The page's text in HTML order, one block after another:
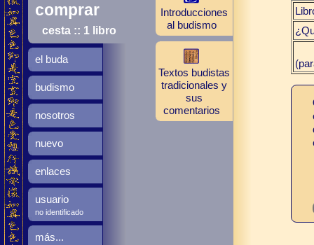
Introducciones
al budismo
Textos budistas
tradicionales y
sus
comentarios
comprar
cesta :: 1 libro
el buda
budismo
nosotros
nuevo
enlaces
usuario
no identificado
más...